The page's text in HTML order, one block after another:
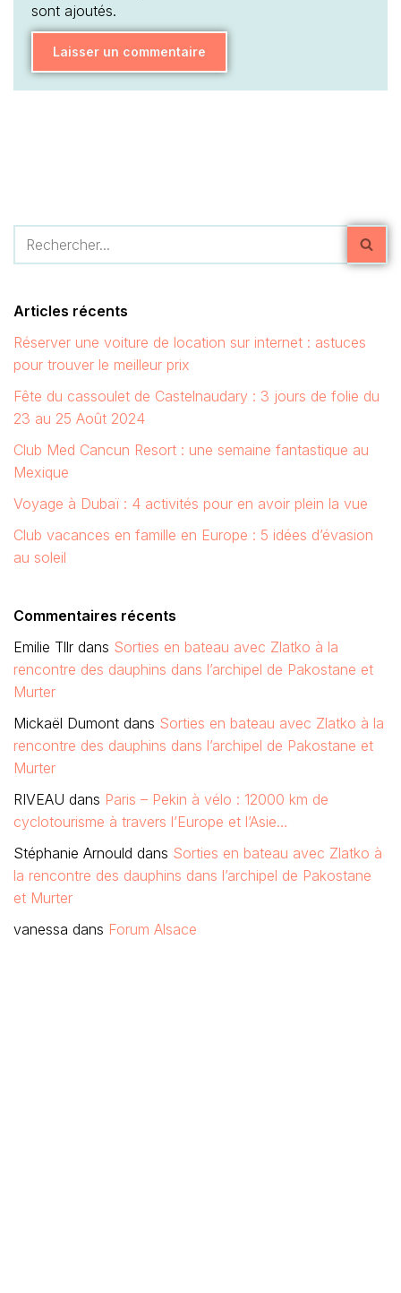
sont ajoutés.
Articles récents
Réserver une voiture de location sur internet : astuces
pour trouver le meilleur prix
Fête du cassoulet de Castelnaudary : 3 jours de folie du
23 au 25 Août 2024
Club Med Cancun Resort : une semaine fantastique au
Mexique
Voyage à Dubaï : 4 activités pour en avoir plein la vue
Club vacances en famille en Europe : 5 idées d’évasion
au soleil
Commentaires récents
Emilie Tllr dans Sorties en bateau avec Zlatko à la
rencontre des dauphins dans l’archipel de Pakostane et
Murter
Mickaël Dumont dans Sorties en bateau avec Zlatko à la
rencontre des dauphins dans l’archipel de Pakostane et
Murter
RIVEAU dans Paris – Pekin à vélo : 12000 km de
cyclotourisme à travers l’Europe et l’Asie…
Stéphanie Arnould dans Sorties en bateau avec Zlatko à
la rencontre des dauphins dans l’archipel de Pakostane
et Murter
vanessa dans Forum Alsace